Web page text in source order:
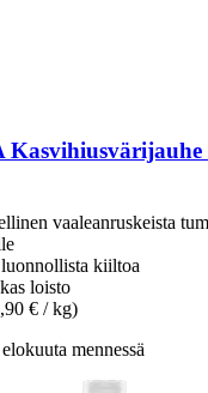
Kasvihiusvärijauhe
vaaleanruskeista
kiiltoa
loisto
€ / kg)
mennessä